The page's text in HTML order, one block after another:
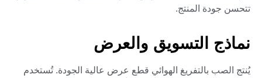
تتحسن جودة المنتج.
نماذج التسويق والعرض
يُنتج الصب بالتفريغ الهوائي قطع عرض عالية الجودة. تُستخدم